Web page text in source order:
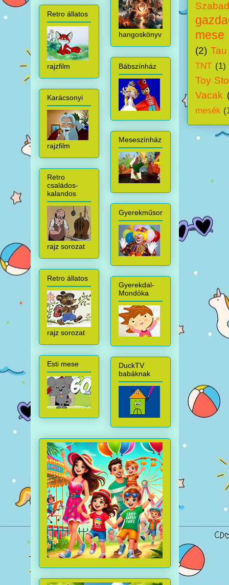
mese
(2)
TNT (1)
Toy
Vacak
mesék
Retro állatos
rajzfilm
Karácsonyi
rajzfilm
Retro
családos-
kalandos
rajz sorozat
Retro állatos
rajz sorozat
Esti mese
hangoskönyv
Bábszínház
Meseszínház
Gyerekműsor
Gyerekdal-
Mondóka
DuckTV
babáknak